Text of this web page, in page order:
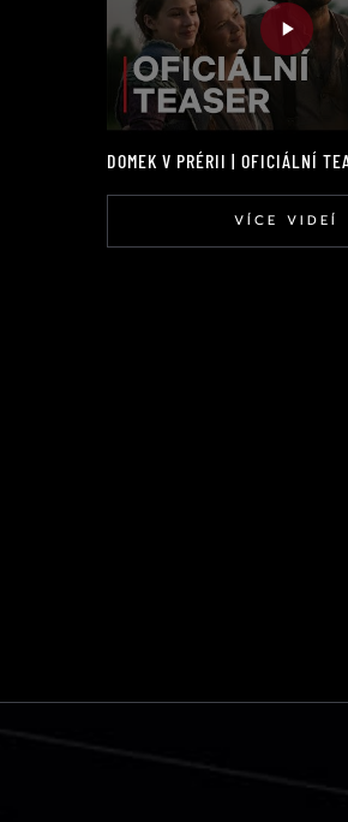
DOMEK V PRÉRII | OFICIÁLNÍ
VÍCE VIDEÍ